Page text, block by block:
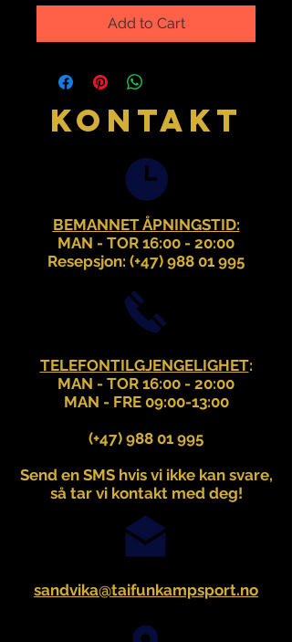
Add to Cart
KONTAKT
BEMANNET ÅPNINGSTID:
MAN - TOR 16:00 - 20:00
Resepsjon: (+47) 988 01 995
TELEFONTILGJENGELIGHET:
MAN - TOR 16:00 - 20:00
MAN - FRE 09:00-13:00
(+47) 988 01 995
Send en SMS hvis vi ikke kan svare,
så tar vi kontakt med deg!
sandvika@taifunkampsport.no